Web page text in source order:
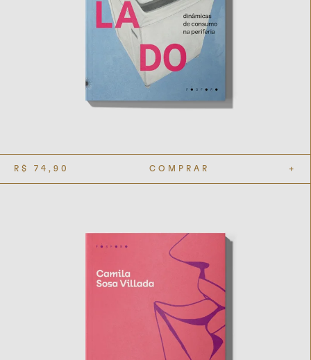
R$ 74,90 COMPRAR +